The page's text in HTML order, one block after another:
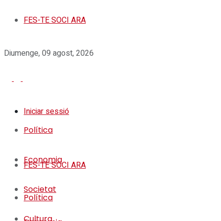
FES-TE SOCI ARA
Diumenge, 09 agost, 2026
Iniciar sessió
Política
Economia
Societat
FES-TE SOCI ARA
Política